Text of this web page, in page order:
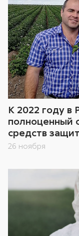
К 2022 году в
полноценный
средств
26 ноября